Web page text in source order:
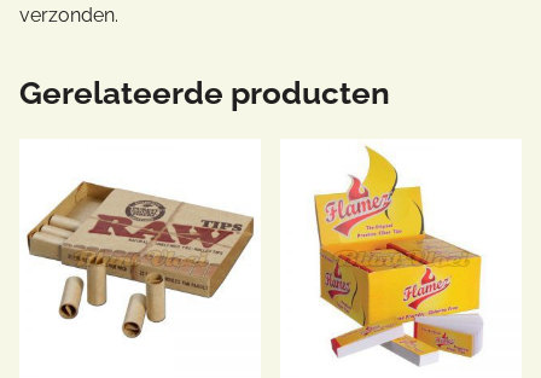
verzonden.
Gerelateerde producten